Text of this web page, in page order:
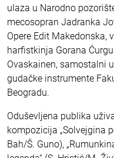
ulaza u Narodno
mecosopran Jadranka
Opere Edit Makedonska,
harfistkinja Gorana
Ovaskainen, samostalni
gudačke instrumente
Beogradu.
Oduševljena publika
kompozicija „Solvejgina
Bah/Š. Guno),